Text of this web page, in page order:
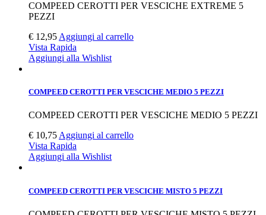
COMPEED CEROTTI PER VESCICHE EXTREME 5
PEZZI
€ 12,95 Aggiungi al carrello
Vista Rapida
Aggiungi alla Wishlist
COMPEED CEROTTI PER VESCICHE MEDIO 5 PEZZI
COMPEED CEROTTI PER VESCICHE MEDIO 5 PEZZI
€ 10,75 Aggiungi al carrello
Vista Rapida
Aggiungi alla Wishlist
COMPEED CEROTTI PER VESCICHE MISTO 5 PEZZI